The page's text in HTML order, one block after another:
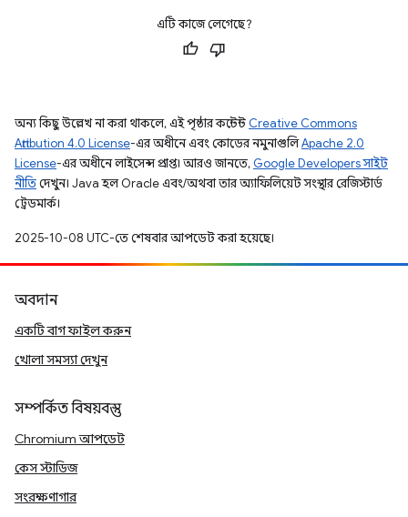
এটি কাজে লেগেছে?
অন্য কিছু উল্লেখ না করা থাকলে, এই পৃষ্ঠার কন্টেন্ট Creative Commons
Attribution 4.0 License-এর অধীনে এবং কোডের নমুনাগুলিApache 2.0
License-এর অধীনে লাইসেন্স প্রাপ্ত। আরও জানতে, Google Developers সাইট
নীতিদেখুন। Java হল Oracle এবং/অথবা তার অ্যাফিলিয়েট সংস্থার রেজিস্টার্ড
ট্রেডমার্ক।
2025-10-08 UTC-তে শেষবার আপডেট করা হয়েছে।
অবদান
একটি বাগ ফাইল করুন
খোলা সমস্যা দেখুন
সম্পর্কিত বিষয়বস্তু
Chromium আপডেট
কেস স্টাডিজ
সংরক্ষণাগার